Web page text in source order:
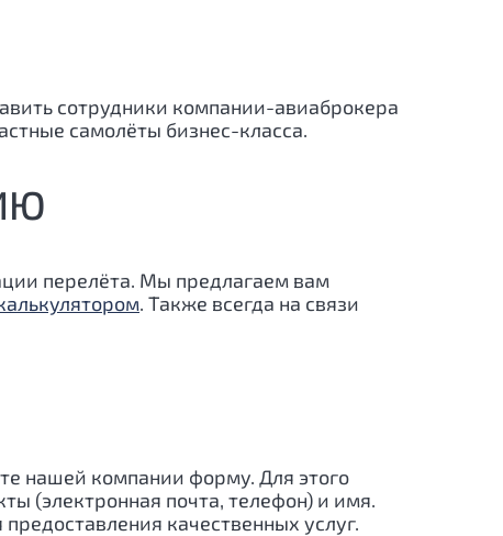
сотрудники компании-авиаброкера
самолёты бизнес-класса.
перелёта. Мы предлагаем вам
. Также всегда на связи
нашей компании форму. Для этого
(электронная почта, телефон) и имя.
качественных услуг.